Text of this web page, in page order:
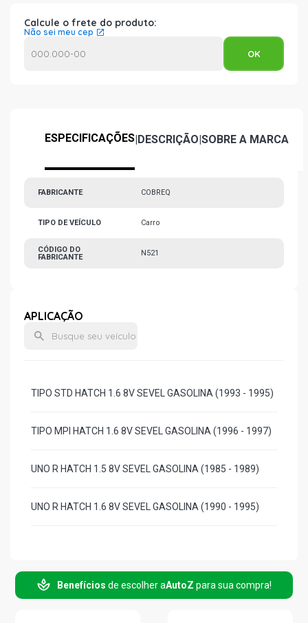
Calcule o frete do produto:
Não sei meu cep
ESPECIFICAÇÕES|DESCRIÇÃO|SOBRE A MARCA
FABRICANTE COBREQ
TIPO DE VEÍCULO Carro
CÓDIGO DO
FABRICANTE
N521
APLICAÇÃO
TIPO STD HATCH 1.6 8V SEVEL GASOLINA (1993 - 1995)
TIPO MPI HATCH 1.6 8V SEVEL GASOLINA (1996 - 1997)
UNO R HATCH 1.5 8V SEVEL GASOLINA (1985 - 1989)
UNO R HATCH 1.6 8V SEVEL GASOLINA (1990 - 1995)
Benefícios de escolher aAutoZ para sua compra!